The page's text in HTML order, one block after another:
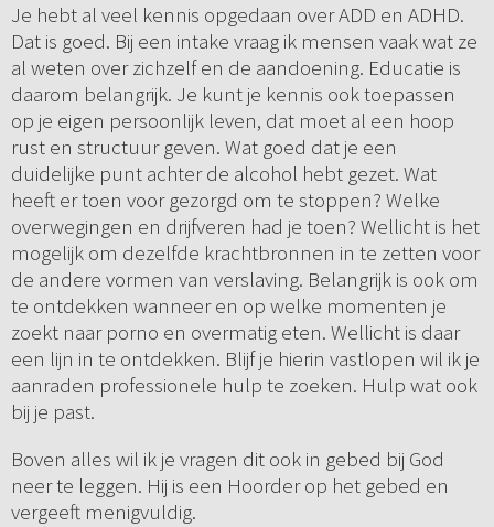
Je hebt al veel kennis opgedaan over ADD en ADHD.
Dat is goed. Bij een intake vraag ik mensen vaak wat ze
al weten over zichzelf en de aandoening. Educatie is
daarom belangrijk. Je kunt je kennis ook toepassen
op je eigen persoonlijk leven, dat moet al een hoop
rust en structuur geven. Wat goed dat je een
duidelijke punt achter de alcohol hebt gezet. Wat
heeft er toen voor gezorgd om te stoppen? Welke
overwegingen en drijfveren had je toen? Wellicht is het
mogelijk om dezelfde krachtbronnen in te zetten voor
de andere vormen van verslaving. Belangrijk is ook om
te ontdekken wanneer en op welke momenten je
zoekt naar porno en overmatig eten. Wellicht is daar
een lijn in te ontdekken. Blijf je hierin vastlopen wil ik je
aanraden professionele hulp te zoeken. Hulp wat ook
bij je past.
Boven alles wil ik je vragen dit ook in gebed bij God
neer te leggen. Hij is een Hoorder op het gebed en
vergeeft menigvuldig.